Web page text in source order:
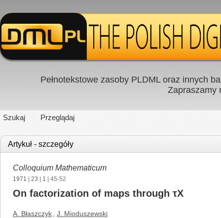
Pełnotekstowe zasoby PLDML oraz innych
Zapraszamy
Szukaj Przeglądaj
Artykuł - szczegóły
Colloquium Mathematicum
1971 23 1 | 45-52
On factorization of maps through τX
A. Błaszczyk J. Mioduszewski